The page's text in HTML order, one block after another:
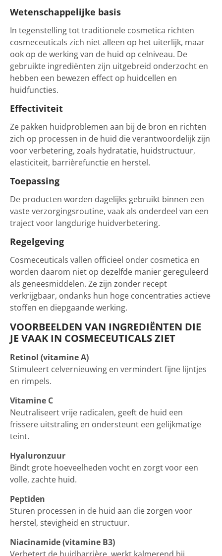
Wetenschappelijke basis
In tegenstelling tot traditionele cosmetica richten
cosmeceuticals zich niet alleen op het uiterlijk, maar
ook op de werking van de huid op celniveau. De
gebruikte ingrediënten zijn uitgebreid onderzocht en
hebben een bewezen effect op huidcellen en
huidfuncties.
Effectiviteit
Ze pakken huidproblemen aan bij de bron en richten
zich op processen in de huid die verantwoordelijk zijn
voor verbetering, zoals hydratatie, huidstructuur,
elasticiteit, barrièrefunctie en herstel.
Toepassing
De producten worden dagelijks gebruikt binnen een
vaste verzorgingsroutine, vaak als onderdeel van een
traject voor langdurige huidverbetering.
Regelgeving
Cosmeceuticals vallen officieel onder cosmetica en
worden daarom niet op dezelfde manier gereguleerd
als geneesmiddelen. Ze zijn zonder recept
verkrijgbaar, ondanks hun hoge concentraties actieve
stoffen en diepgaande werking.
VOORBEELDEN VAN INGREDIËNTEN DIE
JE VAAK IN COSMECEUTICALS ZIET
Retinol (vitamine A)
Stimuleert celvernieuwing en vermindert fijne lijntjes
en rimpels.
Vitamine C
Neutraliseert vrije radicalen, geeft de huid een
frissere uitstraling en ondersteunt een gelijkmatige
teint.
Hyaluronzuur
Bindt grote hoeveelheden vocht en zorgt voor een
volle, zachte huid.
Peptiden
Sturen processen in de huid aan die zorgen voor
herstel, stevigheid en structuur.
Niacinamide (vitamine B3)